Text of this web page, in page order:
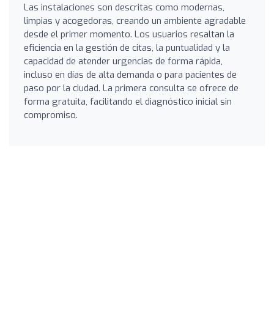
Las instalaciones son descritas como modernas,
limpias y acogedoras, creando un ambiente agradable
desde el primer momento. Los usuarios resaltan la
eficiencia en la gestión de citas, la puntualidad y la
capacidad de atender urgencias de forma rápida,
incluso en días de alta demanda o para pacientes de
paso por la ciudad. La primera consulta se ofrece de
forma gratuita, facilitando el diagnóstico inicial sin
compromiso.